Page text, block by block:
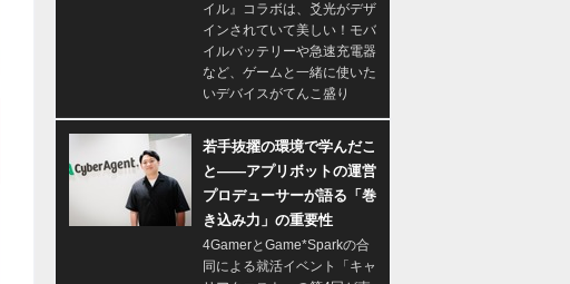
イル』コラボは、爻光がデザ
インされていて美しい！モバ
イルバッテリーや急速充電器
など、ゲームと一緒に使いた
いデバイスがてんこ盛り
若手抜擢の環境で学んだこ
と――アプリボットの運営
プロデューサーが語る「巻
き込み力」の重要性
4GamerとGame*Sparkの合
同による就活イベント「キャ